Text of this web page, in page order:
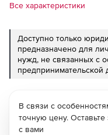
Все характеристики
Доступно только
предназначено для
нужд, не связанных с
предпринимательской
В связи с
точную цену.
с вами